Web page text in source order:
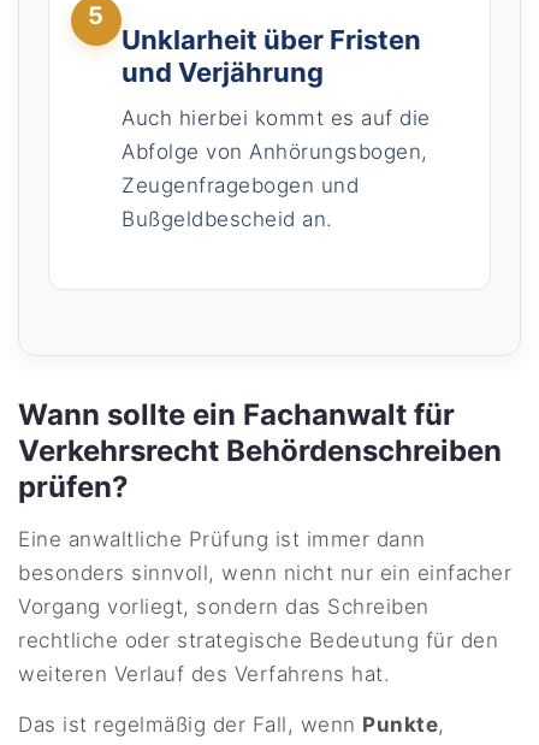
5
Unklarheit über Fristen
und Verjährung
Auch hierbei kommt es auf die
Abfolge von Anhörungsbogen,
Zeugenfragebogen und
Bußgeldbescheid an.
Wann sollte ein Fachanwalt für
Verkehrsrecht Behördenschreiben
prüfen?
Eine anwaltliche Prüfung ist immer dann
besonders sinnvoll, wenn nicht nur ein einfacher
Vorgang vorliegt, sondern das Schreiben
rechtliche oder strategische Bedeutung für den
weiteren Verlauf des Verfahrens hat.
Das ist regelmäßig der Fall, wenn Punkte,